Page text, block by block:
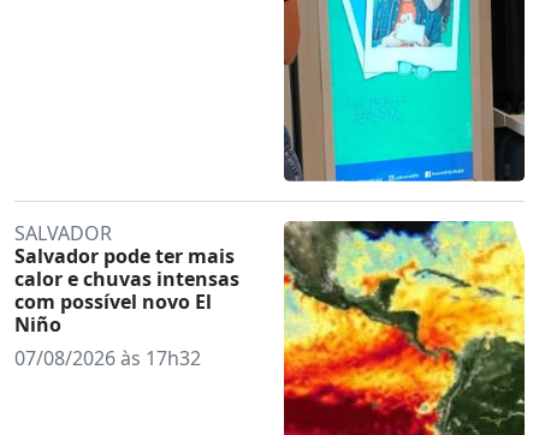
SALVADOR
Salvador pode ter mais
calor e chuvas intensas
com possível novo El
Niño
07/08/2026 às 17h32